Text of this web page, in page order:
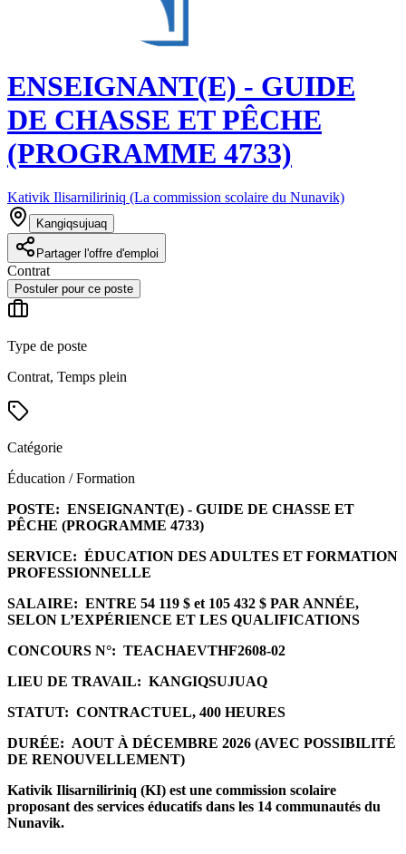
ENSEIGNANT(E) - GUIDE
DE CHASSE ET PÊCHE
(PROGRAMME 4733)
Kativik Ilisarniliriniq (La commission scolaire du Nunavik)
Kangiqsujuaq
Partager l'offre d'emploi
Contrat
Postuler pour ce poste
Type de poste
Contrat, Temps plein
Catégorie
Éducation / Formation
POSTE: ENSEIGNANT(E) - GUIDE DE CHASSE ET
PÊCHE (PROGRAMME 4733)
SERVICE: ÉDUCATION DES ADULTES ET FORMATION
PROFESSIONNELLE
SALAIRE: ENTRE 54 119 $ et 105 432 $ PAR ANNÉE,
SELON L’EXPÉRIENCE ET LES QUALIFICATIONS
CONCOURS N°: TEACHAEVTHF2608-02
LIEU DE TRAVAIL: KANGIQSUJUAQ
STATUT: CONTRACTUEL, 400 HEURES
DURÉE: AOUT À DÉCEMBRE 2026 (AVEC POSSIBILITÉ
DE RENOUVELLEMENT)
Kativik Ilisarniliriniq (KI) est une commission scolaire
proposant des services éducatifs dans les 14 communautés du
Nunavik.